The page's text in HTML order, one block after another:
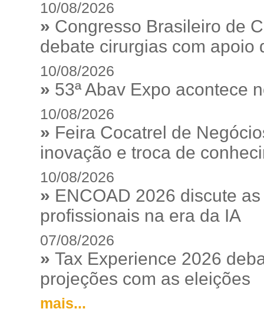
10/08/2026
» Congresso Brasileiro de
debate cirurgias com apoio
10/08/2026
» 53ª Abav Expo acontece
10/08/2026
» Feira Cocatrel de
inovação e troca de
10/08/2026
» ENCOAD 2026 discute
profissionais na era da IA
07/08/2026
» Tax Experience 2026
projeções com as eleições
mais...